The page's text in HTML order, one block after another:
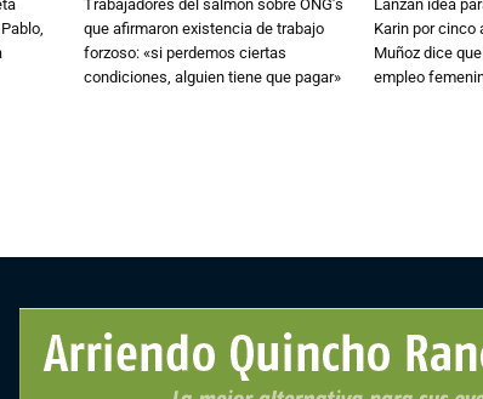
Trabajadores del salmón sobre ONG’s
que afirmaron existencia de trabajo
forzoso: «si perdemos ciertas
condiciones, alguien tiene que pagar»
Lanzan idea
Karin por cinco
Muñoz dice
empleo